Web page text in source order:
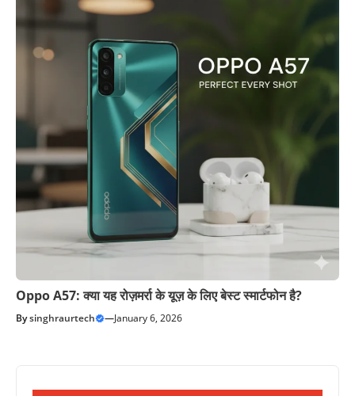
Oppo A57: क्या यह रोज़मर्रा के यूज़ के लिए बेस्ट स्मार्टफोन है?
Bysinghraurtech —January 6, 2026